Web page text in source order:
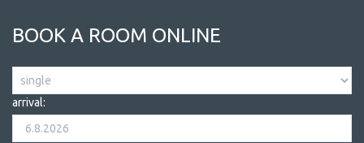
BOOK A ROOM ONLINE
arrival: